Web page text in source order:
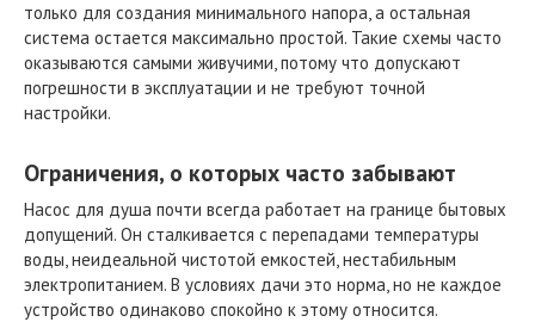
только для создания минимального напора, а остальная
система остается максимально простой. Такие схемы часто
оказываются самыми живучими, потому что допускают
погрешности в эксплуатации и не требуют точной
настройки.
Ограничения, о которых часто забывают
Насос для душа почти всегда работает на границе бытовых
допущений. Он сталкивается с перепадами температуры
воды, неидеальной чистотой емкостей, нестабильным
электропитанием. В условиях дачи это норма, но не каждое
устройство одинаково спокойно к этому относится.